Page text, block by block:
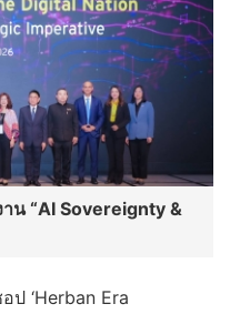
าน “AI Sovereignty &
‘Herban Era